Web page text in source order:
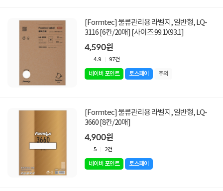
[Formtec] 물류관리용 라벨지, 일반형, LQ-
3116 [6칸/20매] [사이즈:99.1X93.1]
4,590원
4.9 97건
네이버 포인트 토스페이 주의
[Formtec] 물류관리용 라벨지, 일반형, LQ-
3660 [8칸/20매]
4,900원
5 2건
네이버 포인트 토스페이